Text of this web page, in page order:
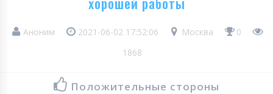
Аноним 2021-06-02 17:52:06 Москва
0
1868
Положительные стороны